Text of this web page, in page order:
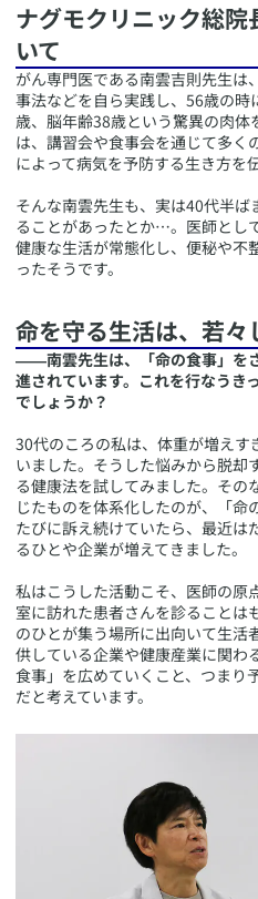
ナグモクリニック総
いて
がん専門医である南雲吉則先生は
事法などを自ら実践し、56歳の
歳、脳年齢38歳という驚異の肉
は、講習会や食事会を通じて多く
によって病気を予防する生き方を
そんな南雲先生も、実は40代半
ることがあったとか…。医師とし
健康な生活が常態化し、便秘や不
ったそうです。
命を守る生活は、若々
――南雲先生は、「命の食事」を
進されています。これを行なうき
でしょうか？
30代のころの私は、体重が増え
いました。そうした悩みから脱却
る健康法を試してみました。その
じたものを体系化したのが、「命
たびに訴え続けていたら、最近は
るひとや企業が増えてきました。
私はこうした活動こそ、医師の原
室に訪れた患者さんを診ることは
のひとが集う場所に出向いて生活
供している企業や健康産業に関わ
食事」を広めていくこと、つまり
だと考えています。